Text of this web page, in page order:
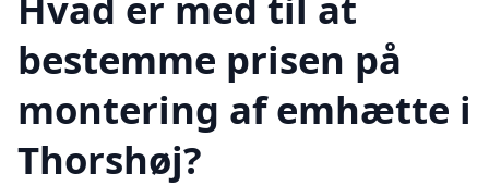
bestemme prisen på
montering af emhætte i
Thorshøj?